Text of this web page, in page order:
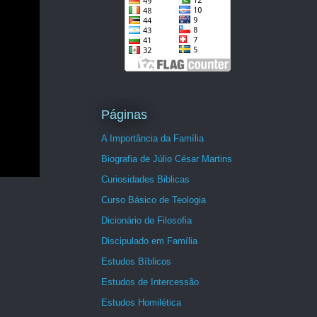
Páginas
A Importância da Família
Biografia de Júlio César Martins
Curiosidades Biblicas
Curso Básico de Teologia
Dicionário de Filosofia
Discipulado em Família
Estudos Bíblicos
Estudos de Intercessão
Estudos Homilética